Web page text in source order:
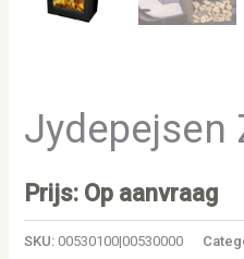
Jydepejsen
Prijs: Op aanvraag
SKU:00530100|00530000